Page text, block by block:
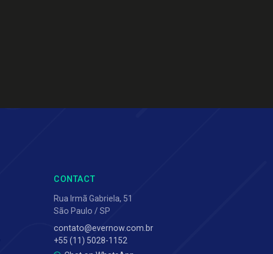
CONTACT
Rua Irmã Gabriela, 51
São Paulo / SP
contato@evernow.com.br
+55 (11) 5028-1152